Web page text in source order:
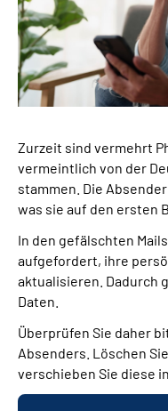
Zurzeit sind vermehrt
vermeintlich von der
stammen. Die
was sie auf den ersten
In den gefälschten
aufgefordert, ihre
aktualisieren. Dadurch
Daten.
Überprüfen Sie daher
Absenders. Löschen
verschieben Sie diese